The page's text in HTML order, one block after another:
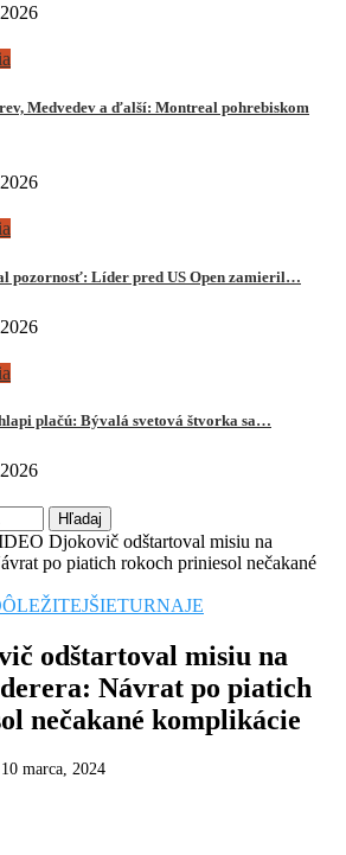
Medvedev a ďalší: Montreal pohrebiskom
pozornosť: Líder pred US Open zamieril…
plačú: Bývalá svetová štvorka sa…
Hľadaj
Djokovič odštartoval misiu na
po piatich rokoch priniesol nečakané
TURNAJE
odštartoval misiu na
Návrat po piatich
nečakané komplikácie
10 marca, 2024